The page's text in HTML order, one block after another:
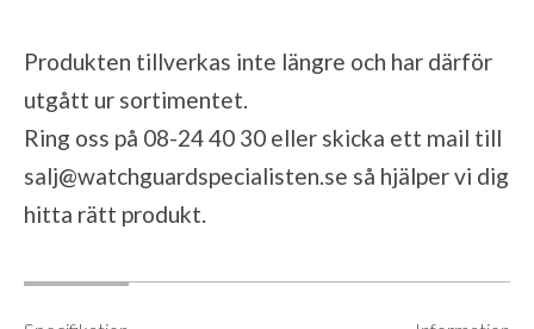
Produkten tillverkas inte längre och har därför
utgått ur sortimentet.
Ring oss på 08-24 40 30 eller skicka ett mail till
salj@watchguardspecialisten.se så hjälper vi dig
hitta rätt produkt.